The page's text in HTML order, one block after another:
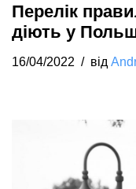
Перелік
діють у
16/04/2022 від